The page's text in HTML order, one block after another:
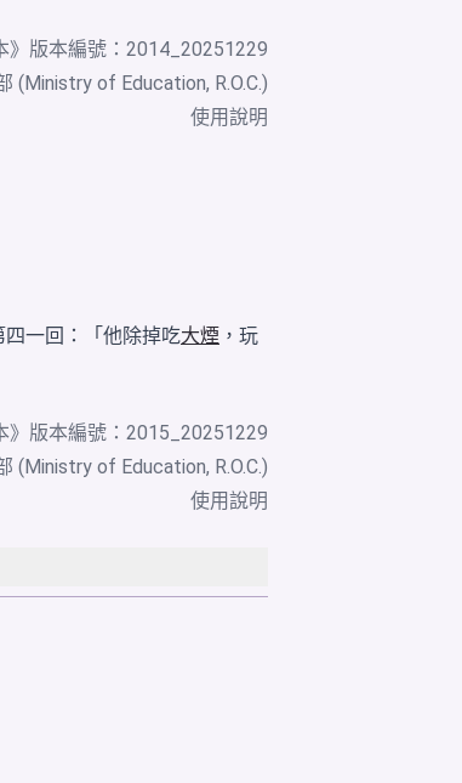
》版本編號：2014_20251229
(Ministry of Education, R.O.C.)
使用說明
四一回：「他除掉吃大煙 ，玩
》版本編號：2015_20251229
(Ministry of Education, R.O.C.)
使用說明